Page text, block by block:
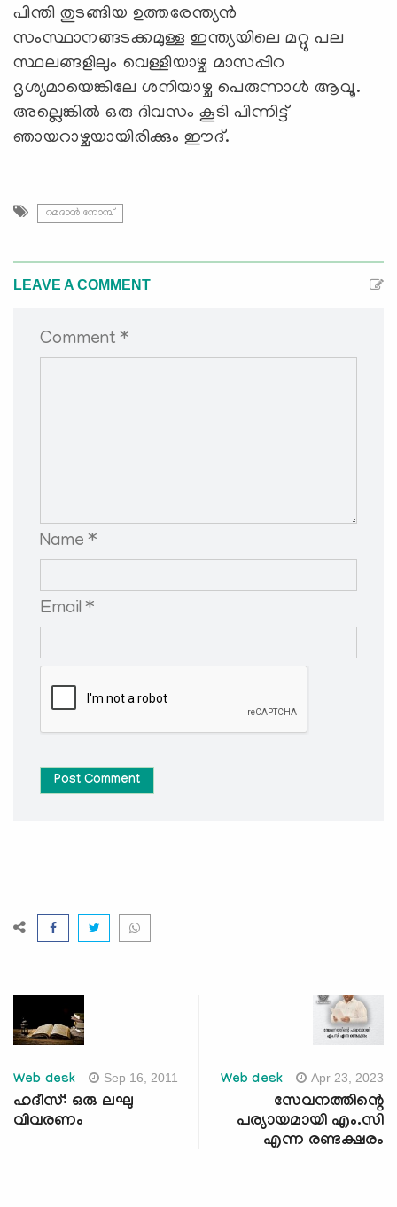
പിന്തി തുടങ്ങിയ ഉത്തരേന്ത്യന്‍
സംസ്ഥാനങ്ങടക്കമുള്ള ഇന്ത്യയിലെ മറ്റു പല
സ്ഥലങ്ങളിലും വെള്ളിയാഴ്ച മാസപ്പിറ
ദൃശ്യമായെങ്കിലേ ശനിയാഴ്ച പെരുന്നാള്‍ ആവൂ.
അല്ലെങ്കില്‍ ഒരു ദിവസം കൂടി പിന്നിട്ട്
ഞായറാഴ്ചയായിരിക്കും ഈദ്.
റമദാന്‍ നോമ്പ്
LEAVE A COMMENT
Comment *
Name *
Email *
Post Comment
Web desk Sep 16, 2011
ഹദീസ്: ഒരു ലഘു
വിവരണം
Web desk Apr 23, 2023
സേവനത്തിന്റെ
പര്യായമായി എം.സി
എന്ന രണ്ടക്ഷരം